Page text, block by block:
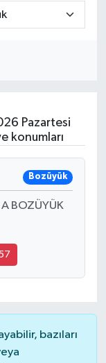
Pazartesi
konumları
Bozüyük
BOZÜYÜK
bazıları